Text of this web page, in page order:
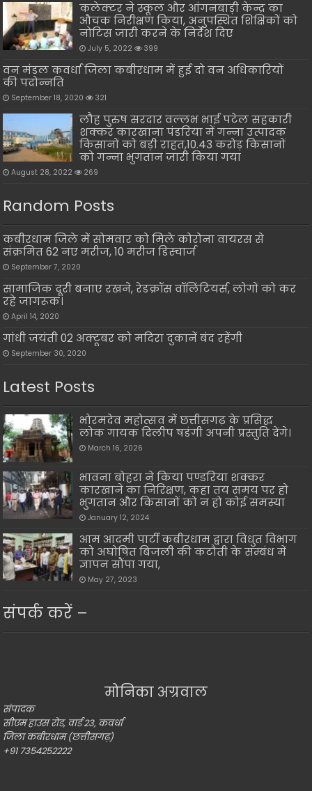
कलेक्टर ने स्कूल और आंगनबाड़ी केन्द्र का
औचक निरीक्षण किया, अनुपस्थित शिक्षिकों को
नोटिस जारी करने के निर्देश दिए
July 5, 2022 399
वन मंडल कवर्धा जिला कबीरधाम में हुई दो वन अधिकारियों
की पदोन्नति
September 18, 2020 321
लौह पुरुष सरदार वल्लभ भाई पटेल सहकारी
शक्कर कारखाना पंडरिया में गन्ना उत्पादक
किसानों को बड़ी राहत,10.43 करोड़ किसानों
को गन्ना भुगतान ज़ारी किया गया
August 28, 2022 269
Random Posts
कबीरधाम जिले में सोमवार को मिले कोरोना वायरस से
संक्रमित 62 नए मरीज, 10 मरीज डिस्चार्ज
September 7, 2020
सामाजिक दूरी बनाए रखने, रेडक्रॉस वॉलिंटियर्स, लोगों को कर
रहे जागरूक।
April 14, 2020
गांधी जयंती 02 अक्टूबर को मदिरा दुकानें बंद रहेंगी
September 30, 2020
Latest Posts
भोरमदेव महोत्सव में छत्तीसगढ़ के प्रसिद्ध
लोक गायक दिलीप षडंगी अपनी प्रस्तुति देंगे।
March 16, 2026
भावना बोहरा ने किया पण्डरिया शक्कर
कारखाने का निरिक्षण, कहा तय समय पर हो
भुगतान और किसानों को न हो कोई समस्या
January 12, 2024
आम आदमी पार्टी कबीरधाम द्वारा विधुत विभाग
को अघोषित बिजली की कटौती के सम्बंध में
ज्ञापन सौंपा गया,
May 27, 2023
संपर्क करें –
मोनिका अग्रवाल
संपादक
सीएम हाउस रोड, वार्ड 23, कवर्धा
जिला कबीरधाम (छत्तीसगढ़)
+91 7354252222